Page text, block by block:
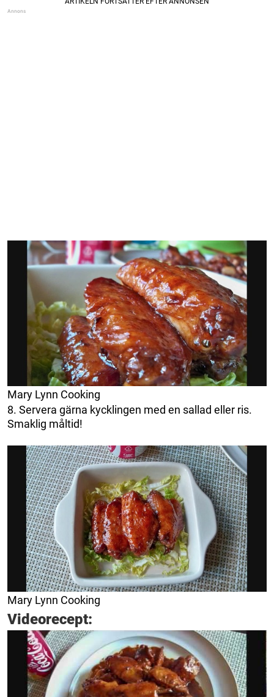
Mary Lynn Cooking
8. Servera gärna kycklingen med en sallad eller ris.
Smaklig måltid!
Mary Lynn Cooking
Videorecept: